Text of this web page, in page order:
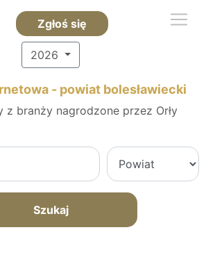
Zgłoś się
2026
- powiat bolesławiecki
z branży nagrodzone przez Orły
Szukaj